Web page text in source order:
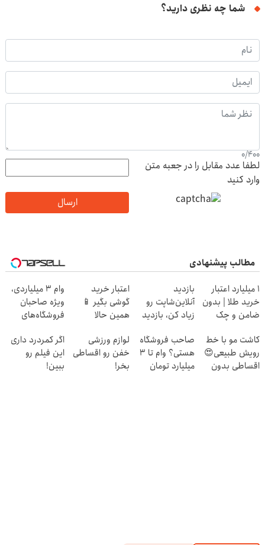
شما چه نظری دارید؟
0/400
لطفا عدد مقابل را در جعبه متن
وارد کنید
ارسال
مطالب پیشنهادی
۱ میلیارد اعتبار
خرید طلا | بدون
ضامن و چک
بازدید
آنلاین‌شاپت رو
زیاد کن، بازدید
بیشتر
اعتبار خرید
گوشی بگیر 📱
همین حالا
بده 🎯
وام ۳ میلیاردی،
ویژه صاحبان
فروشگاه‌های
کاشت مو با خط
رویش طبیعی😍
اقساطی بدون
صاحب فروشگاه
هستی؟ وام تا ۳
میلیارد تومان
لوازم ورزشی
خفن رو اقساطی
بخر!
اگر کمردرد داری
این فیلم رو
ببین!